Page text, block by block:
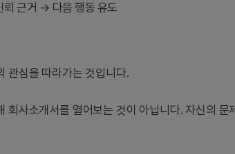
근거 → 다음 행동 유도
관심을 따라가는 것입니다.
회사소개서를 열어보는 것이 아닙니다. 자신의 문